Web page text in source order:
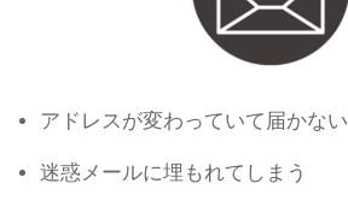
アドレスが変わっていて届かない
迷惑メールに埋もれてしまう